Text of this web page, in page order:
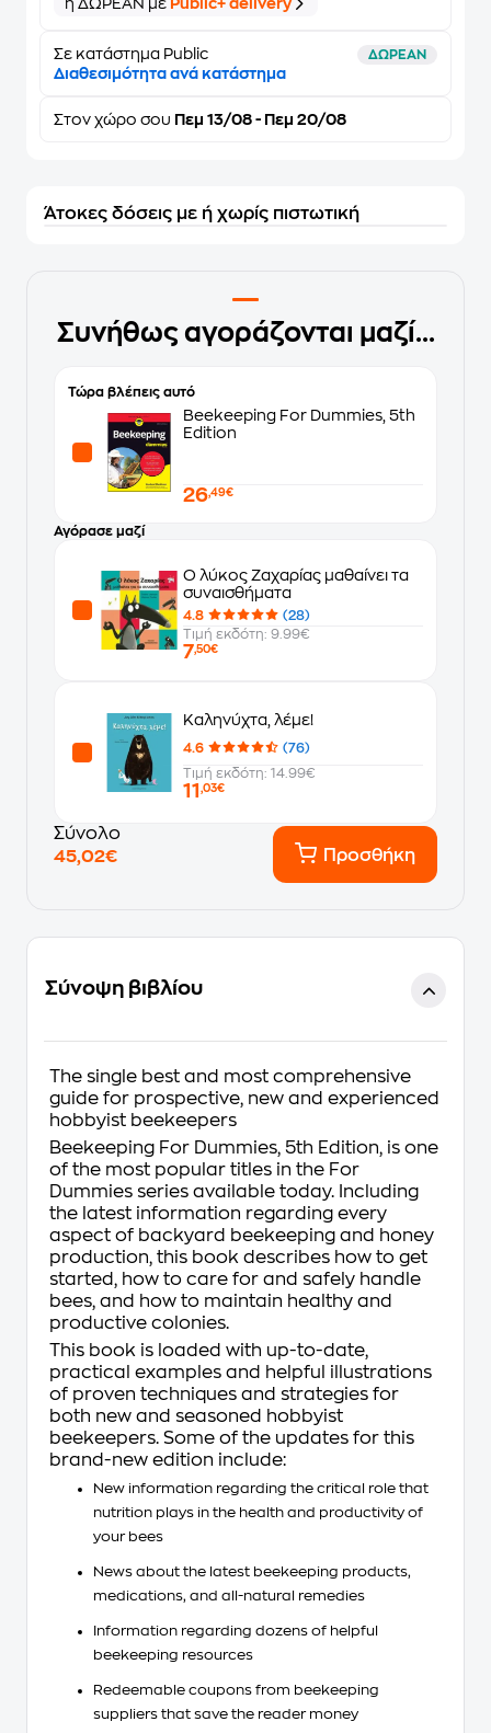
ή ΔΩΡΕΑΝ με Public+ delivery
Σε κατάστημα Public ΔΩΡΕΑΝ
Διαθεσιμότητα ανά κατάστημα
Στον χώρο σου Πεμ 13/08 - Πεμ 20/08
Άτοκες δόσεις με ή χωρίς πιστωτική
Συνήθως αγοράζονται μαζί...
Τώρα βλέπεις αυτό
Beekeeping For Dummies, 5th
Edition
26,49€
Αγόρασε μαζί
Ο λύκος Ζαχαρίας μαθαίνει τα
συναισθήματα
4.8
(28)
Τιμή εκδότη: 9.99€
7,50€
Καληνύχτα, λέμε!
4.6
(76)
Τιμή εκδότη: 14.99€
11 ,03€
Σύνολο
45,02€
Προσθήκη
Σύνοψη βιβλίου
The single best and most comprehensive
guide for prospective, new and experienced
hobbyist beekeepers
Beekeeping For Dummies, 5th Edition, is one
of the most popular titles in the For
Dummies series available today. Including
the latest information regarding every
aspect of backyard beekeeping and honey
production, this book describes how to get
started, how to care for and safely handle
bees, and how to maintain healthy and
productive colonies.
This book is loaded with up-to-date,
practical examples and helpful illustrations
of proven techniques and strategies for
both new and seasoned hobbyist
beekeepers. Some of the updates for this
brand-new edition include:
New information regarding the critical role that
nutrition plays in the health and productivity of
your bees
News about the latest beekeeping products,
medications, and all-natural remedies
Information regarding dozens of helpful
beekeeping resources
Redeemable coupons from beekeeping
suppliers that save the reader money